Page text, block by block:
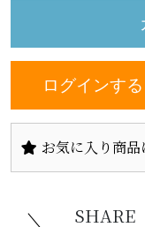
ログインする
お気に入り商
SHARE